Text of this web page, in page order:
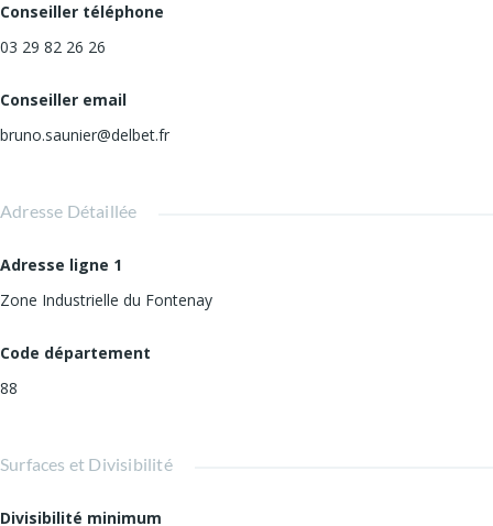
Conseiller téléphone
03 29 82 26 26
Conseiller email
bruno.saunier@delbet.fr
Adresse Détaillée
Adresse ligne 1
Zone Industrielle du Fontenay
Code département
88
Surfaces et Divisibilité
Divisibilité minimum